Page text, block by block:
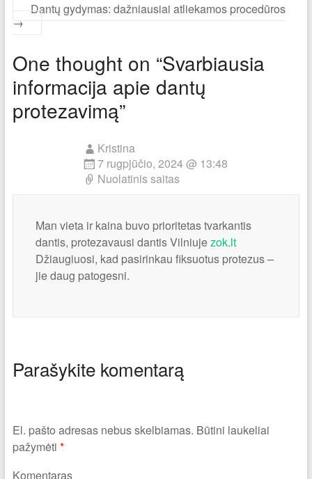
Dantų gydymas: dažniausiai atliekamos procedūros
→
One thought on “Svarbiausia
informacija apie dantų
protezavimą”
Kristina
7 rugpjūčio, 2024 @ 13:48
Nuolatinis saitas
Man vieta ir kaina buvo prioritetas tvarkantis
dantis, protezavausi dantis Vilniujezok.lt
Džiaugiuosi, kad pasirinkau fiksuotus protezus –
jie daug patogesni.
Parašykite komentarą
El. pašto adresas nebus skelbiamas. Būtini laukeliai
pažymėti *
Komentaras